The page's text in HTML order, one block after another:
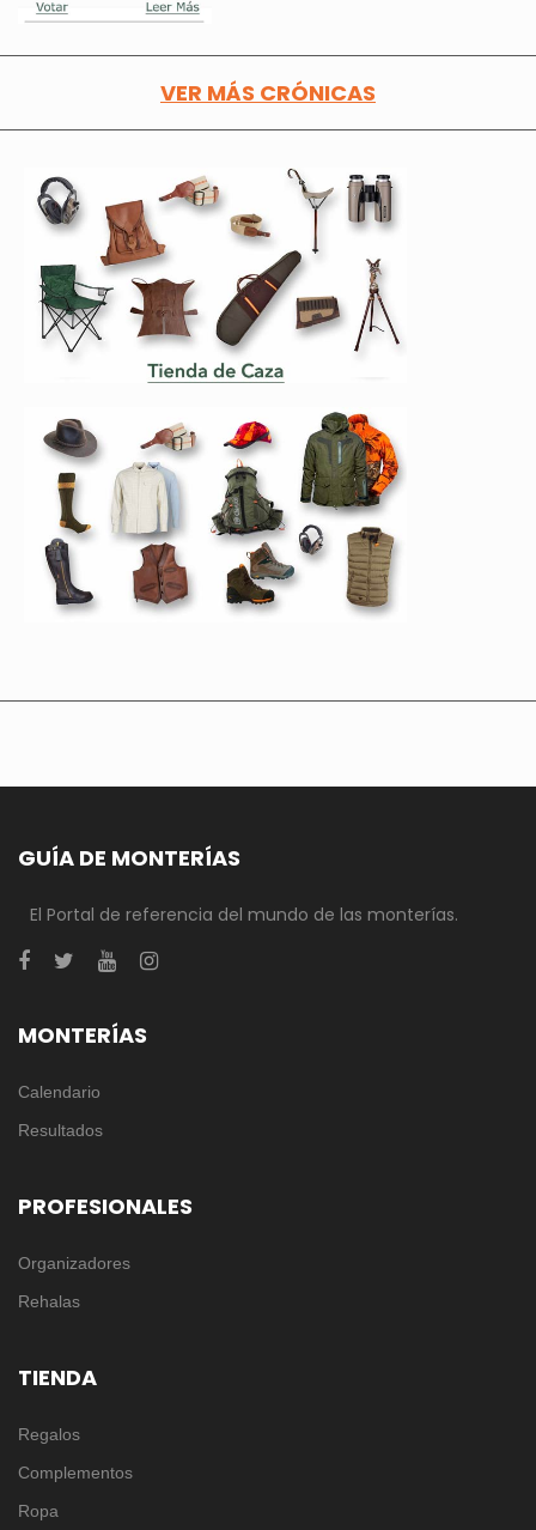
VER MÁS CRÓNICAS
GUÍA DE MONTERÍAS
El Portal de referencia del mundo de las monterías.
MONTERÍAS
Calendario
Resultados
PROFESIONALES
Organizadores
Rehalas
TIENDA
Regalos
Complementos
Ropa